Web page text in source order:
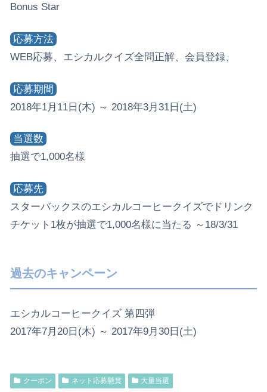
Bonus Star
応募方法
WEB応募、エシカルクイズ全問正解、会員登録、
応募期間
2018年1月11日(木) ～ 2018年3月31日(土)
当選数
抽選で1,000名様
応募先
スターバックスのエシカルコーヒークイズでドリンク
チケット1枚が抽選で1,000名様に当たる ～18/3/31
過去のキャンペーン
エシカルコーヒークイズ 第四弾
2017年7月20日(木) ～ 2017年9月30日(土)
クーポン ネット応募懸賞 大量当選